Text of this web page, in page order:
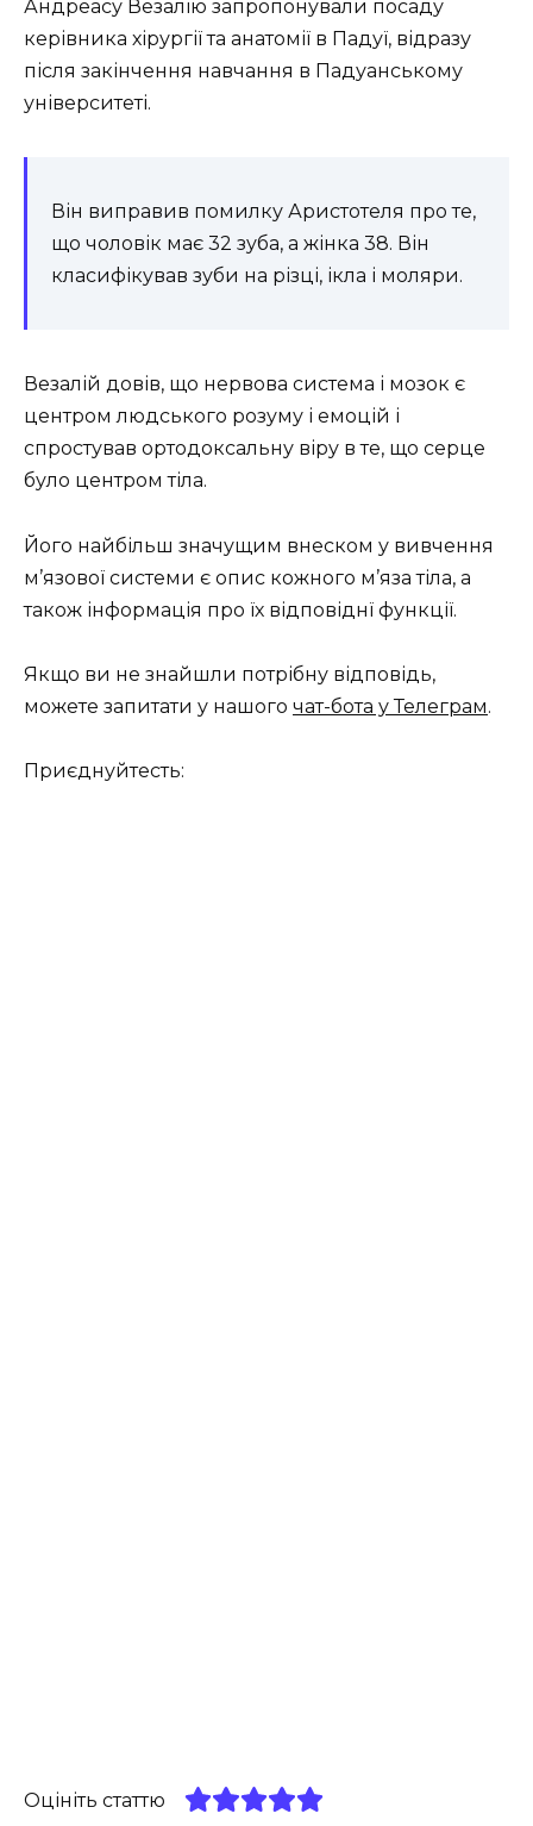
Андреасу Везалію запропонували посаду
керівника хірургії та анатомії в Падуї, відразу
після закінчення навчання в Падуанському
університеті.
Він виправив помилку Аристотеля про те,
що чоловік має 32 зуба, а жінка 38. Він
класифікував зуби на різці, ікла і моляри.
Везалій довів, що нервова система і мозок є
центром людського розуму і емоцій і
спростував ортодоксальну віру в те, що серце
було центром тіла.
Його найбільш значущим внеском у вивчення
м’язової системи є опис кожного м’яза тіла, а
також інформація про їх відповіднї функції.
Якщо ви не знайшли потрібну відповідь,
можете запитати у нашого чат-бота у Телеграм.
Приєднуйтесть:
Оцініть статтю